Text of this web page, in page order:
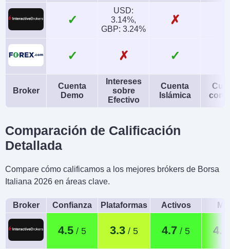
✓
USD:
3.14%,
GBP: 3.24%
✗
✓ ✗ ✓
Broker
Cuenta
Demo
Intereses
sobre
Efectivo
Cuenta
Islámica
Comparación de Calificación
Detallada
Compare cómo calificamos a los mejores brókers de Borsa
Italiana 2026 en áreas clave.
Broker Confianza Plataformas Activos
4.5 3.3 4.7 4.4